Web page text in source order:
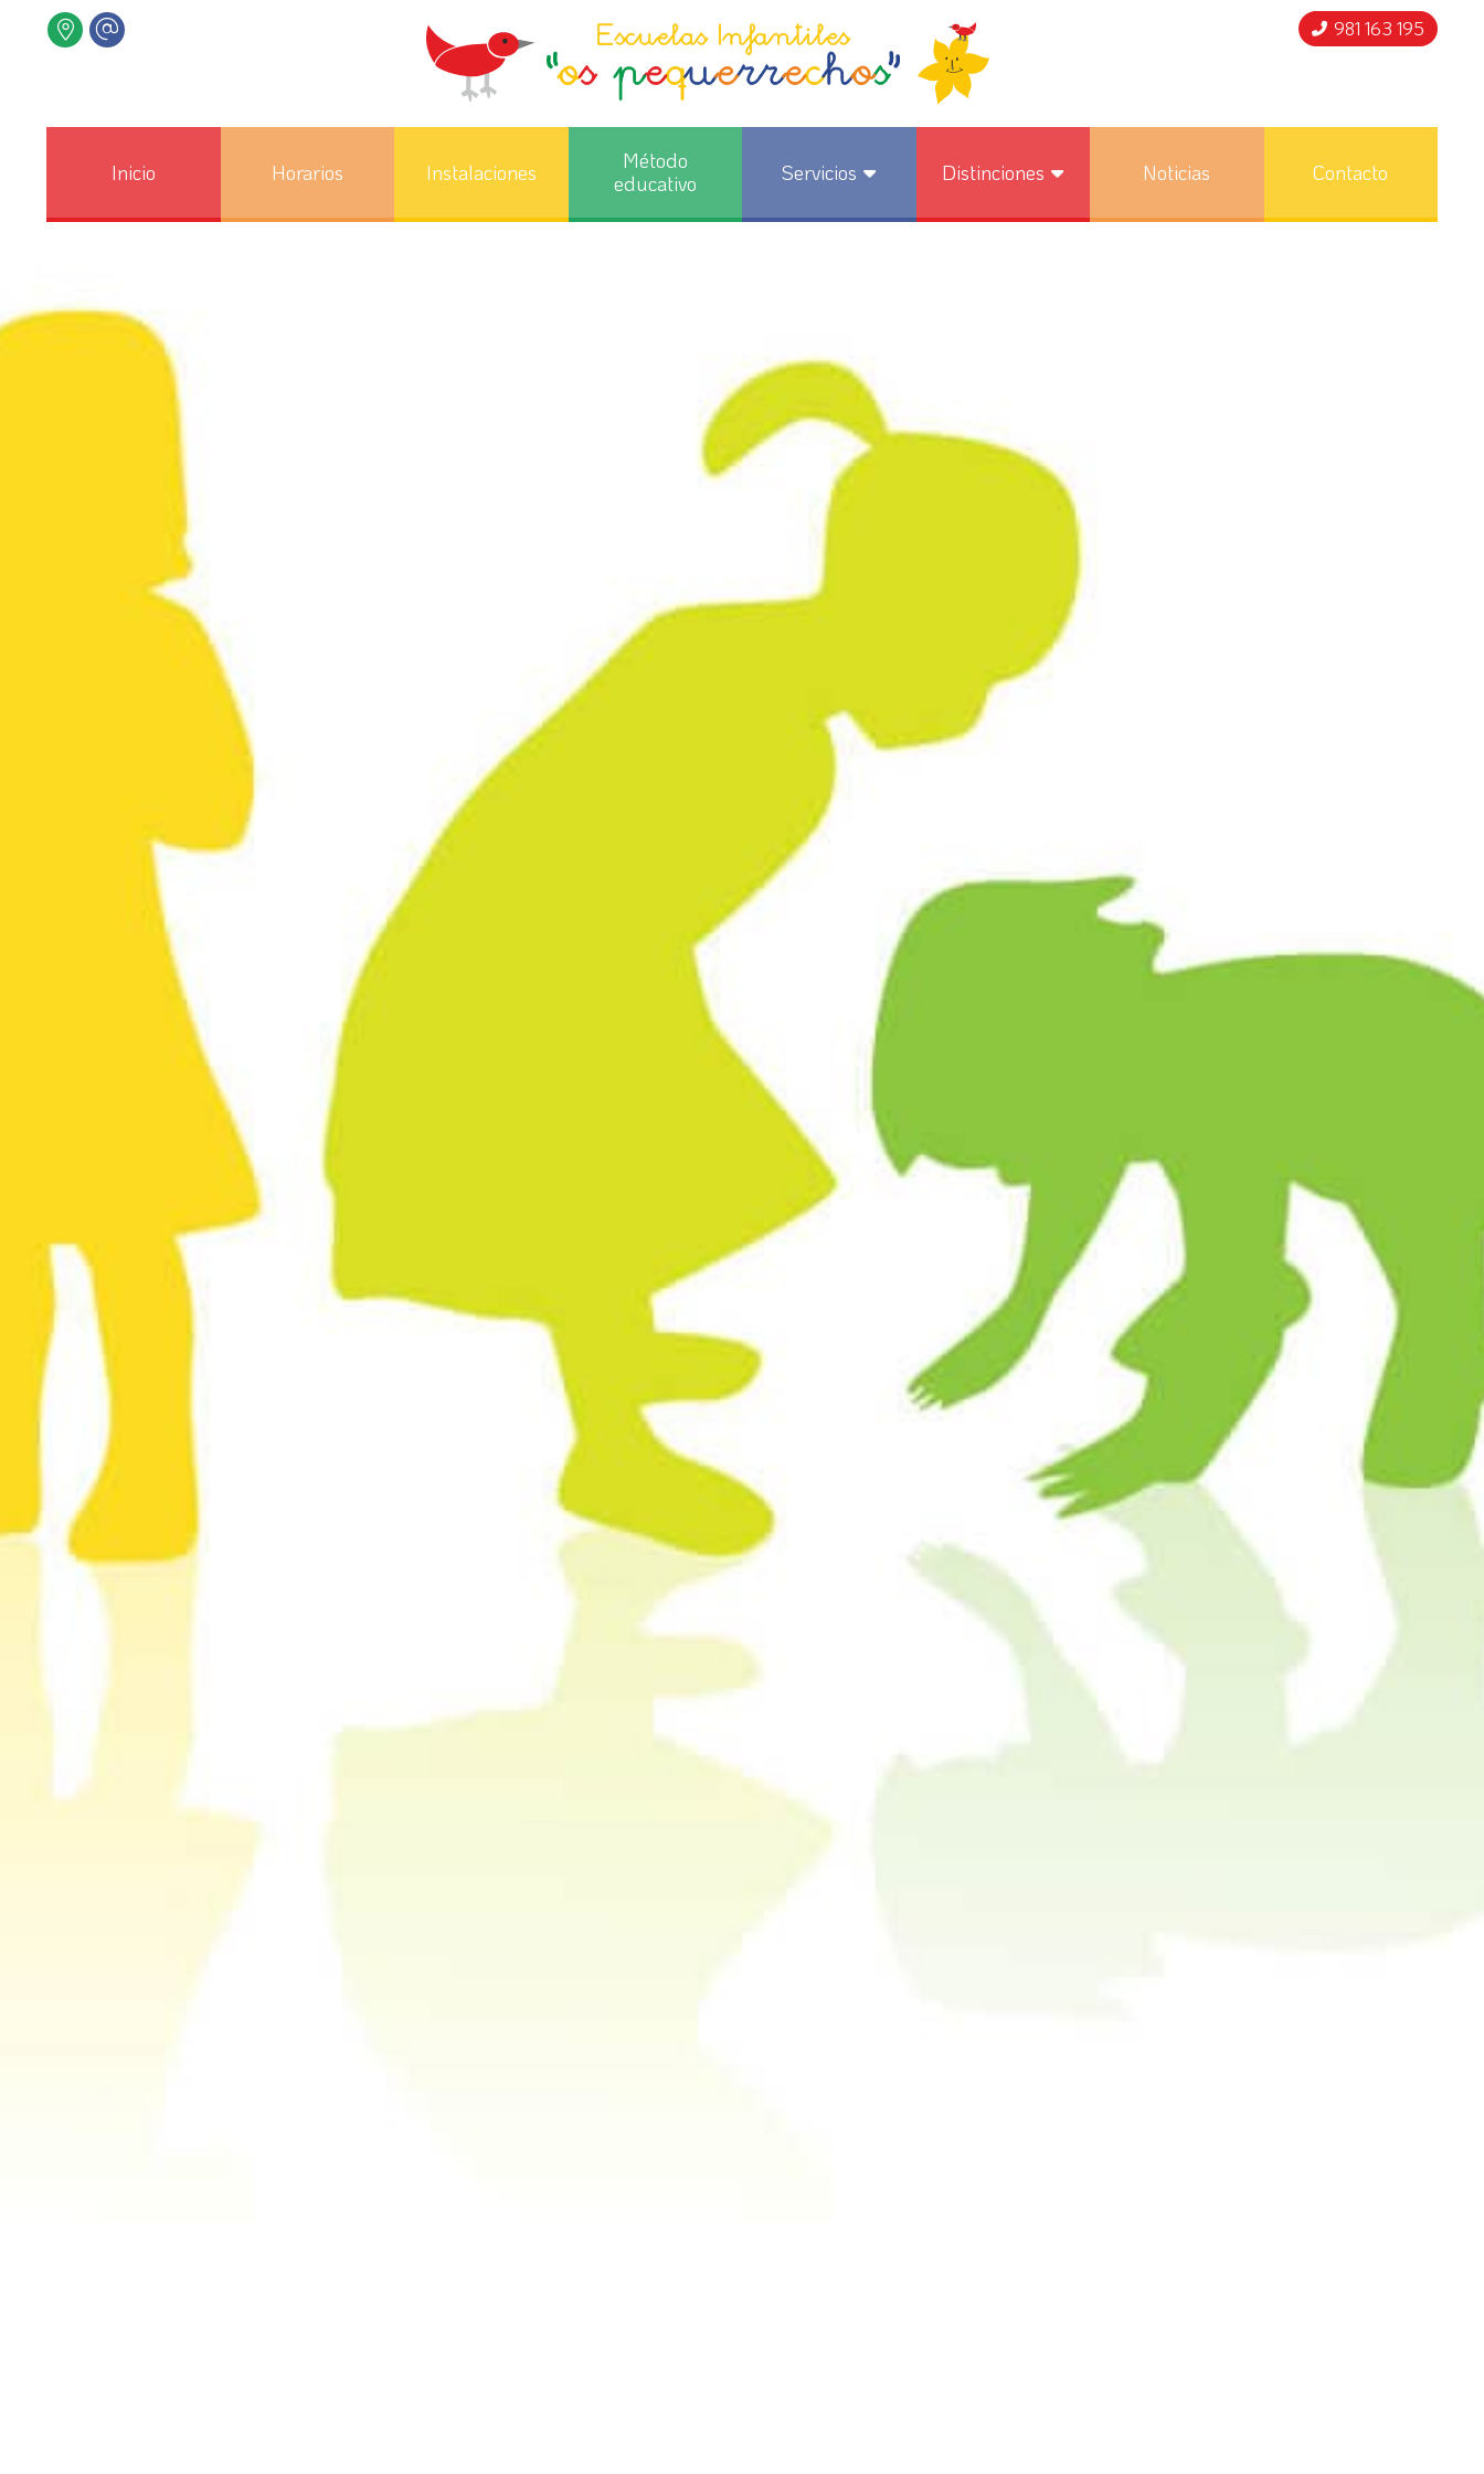
981 163 195
Inicio Horarios Instalaciones
Método
educativo
Servicios Distinciones Noticias Contacto